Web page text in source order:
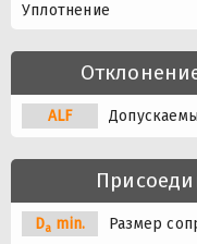
Уплотнение
ALF
Da min. Размер